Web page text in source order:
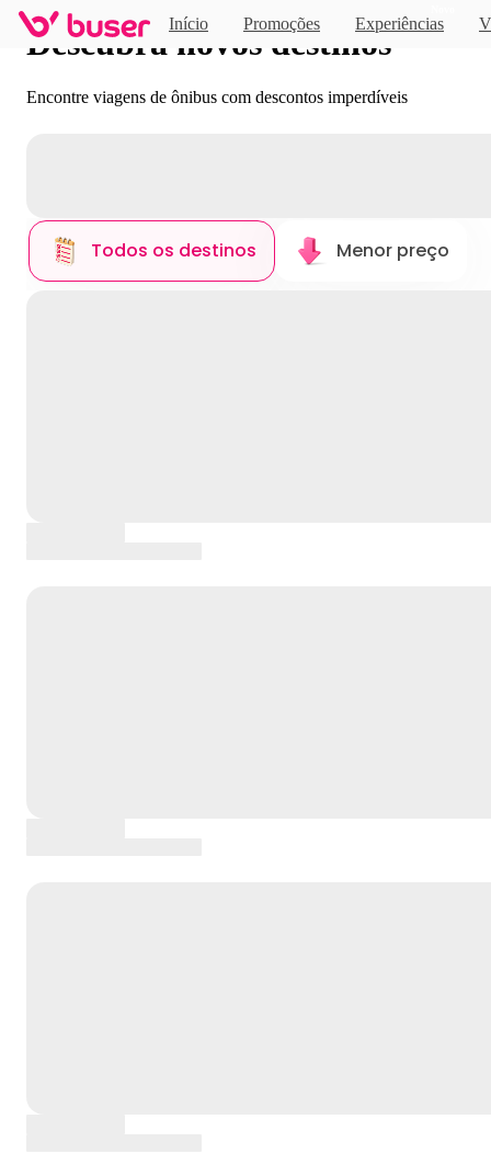
Início Promoções Experiências
Descubra novos destinos
Encontre viagens de ônibus com descontos imperdíveis
Todos os destinos Menor preço